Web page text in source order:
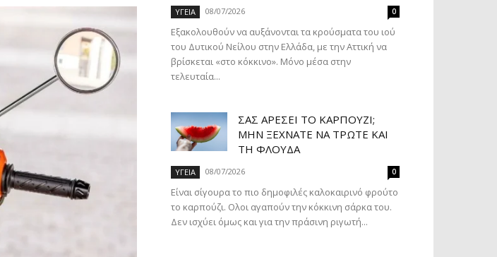
ΥΓΕΙΑ 08/07/2026 0
Εξακολουθούν να αυξάνονται τα κρούσματα του ιού
του Δυτικού Νείλου στην Ελλάδα, με την Αττική να
βρίσκεται «στο κόκκινο». Μόνο μέσα στην
τελευταία...
ΣΑΣ ΑΡΈΣΕΙ ΤΟ ΚΑΡΠΟΎΖΙ;
ΜΗΝ ΞΕΧΝΆΤΕ ΝΑ ΤΡΏΤΕ ΚΑΙ
ΤΗ ΦΛΟΎΔΑ
ΥΓΕΙΑ 08/07/2026 0
Eίναι σίγουρα το πιο δημοφιλές καλοκαιρινό φρούτο
το καρπούζι. Ολοι αγαπούν την κόκκινη σάρκα του.
Δεν ισχύει όμως και για την πράσινη ριγωτή...